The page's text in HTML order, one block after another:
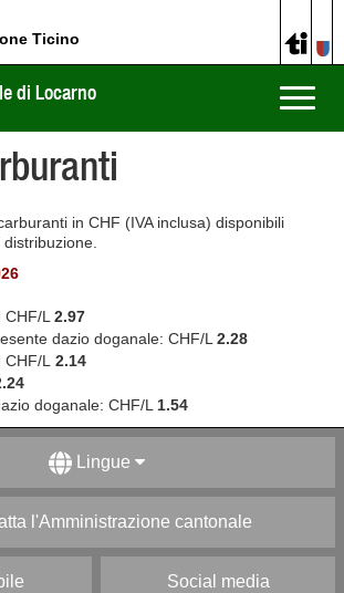
Ticino
Toggle
di Locarno
in CHF (IVA inclusa) disponibili
L 2.97
dazio doganale: CHF/L 2.28
L 2.14
doganale: CHF/L 1.54
Lingue
l'Amministrazione cantonale
Social media